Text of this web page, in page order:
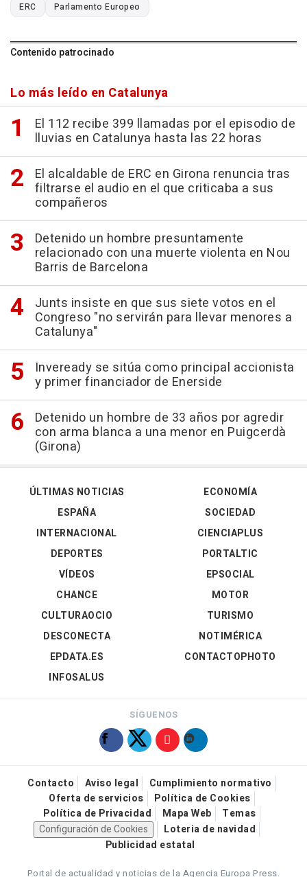
ERC Parlamento Europeo
Contenido patrocinado
Lo más leído en Catalunya
El 112 recibe 399 llamadas por el episodio de
lluvias en Catalunya hasta las 22 horas
El alcaldable de ERC en Girona renuncia tras
filtrarse el audio en el que criticaba a sus
compañeros
Detenido un hombre presuntamente
relacionado con una muerte violenta en Nou
Barris de Barcelona
Junts insiste en que sus siete votos en el
Congreso "no servirán para llevar menores a
Catalunya"
Inveready se sitúa como principal accionista
y primer financiador de Enerside
Detenido un hombre de 33 años por agredir
con arma blanca a una menor en Puigcerdà
(Girona)
ÚLTIMAS NOTICIAS
ESPAÑA
INTERNACIONAL
DEPORTES
VÍDEOS
ECONOMÍA
SOCIEDAD
CIENCIAPLUS
PORTALTIC
EPSOCIAL
CHANCE
CULTURAOCIO
DESCONECTA
EPDATA.ES
INFOSALUS
MOTOR
TURISMO
NOTIMÉRICA
CONTACTOPHOTO
SÍGUENOS
Contacto Aviso legal
Cumplimiento normativo
Oferta de servicios
Política de Cookies
Política de Privacidad
Mapa Web
Temas
Configuración de Cookies
Loteria de navidad
Publicidad estatal
Portal de actualidad y noticias de la Agencia Europa Press.